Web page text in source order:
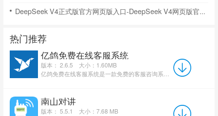
DeepSeek V4正式版官方网页版入口-DeepSeek V4网页版官网入口
热门推荐
亿鸽免费在线客服系统
版本： 2.6.5
大小：1.60MB
南山对讲
版本： 5.5.1
大小：7.68 MB